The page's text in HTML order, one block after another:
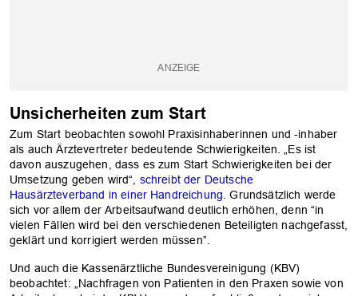
Unsicherheiten zum Start
Zum Start beobachten sowohl Praxisinhaberinnen und -inhaber
als auch Ärztevertreter bedeutende Schwierigkeiten. „Es ist
davon auszugehen, dass es zum Start Schwierigkeiten bei der
Umsetzung geben wird“, schreibt der Deutsche
Hausärzteverband in einer Handreichung . Grundsätzlich werde
sich vor allem der Arbeitsaufwand deutlich erhöhen, denn “in
vielen Fällen wird bei den verschiedenen Beteiligten nachgefasst,
geklärt und korrigiert werden müssen”.
Und auch die Kassenärztliche Bundesvereinigung (KBV)
beobachtet: „Nachfragen von Patienten in den Praxen sowie von